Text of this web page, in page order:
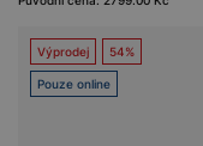
Výprodej 54%
Pouze online